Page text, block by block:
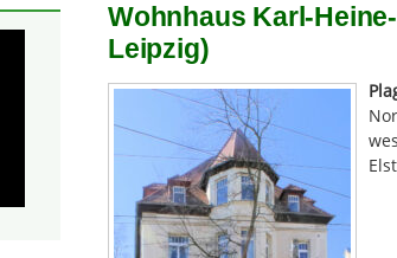
Wohnhaus Karl-
Leipzig)